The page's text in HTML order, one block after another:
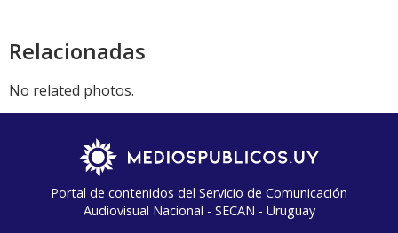
Relacionadas
No related photos.
Portal de contenidos del Servicio de Comunicación
Audiovisual Nacional - SECAN - Uruguay